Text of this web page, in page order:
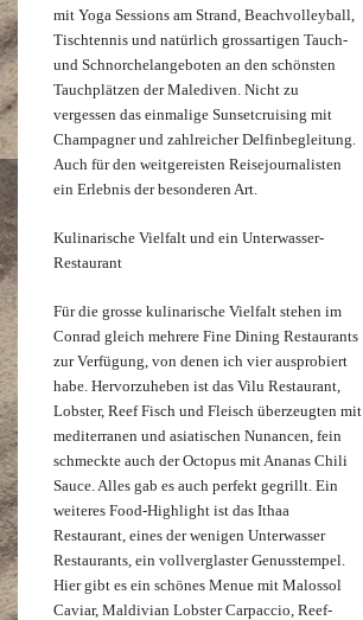
mit Yoga Sessions am Strand, Beachvolleyball,
Tischtennis und natürlich grossartigen Tauch-
und Schnorchelangeboten an den schönsten
Tauchplätzen der Malediven. Nicht zu
vergessen das einmalige Sunsetcruising mit
Champagner und zahlreicher Delfinbegleitung.
Auch für den weitgereisten Reisejournalisten
ein Erlebnis der besonderen Art.
Kulinarische Vielfalt und ein Unterwasser-
Restaurant
Für die grosse kulinarische Vielfalt stehen im
Conrad gleich mehrere Fine Dining Restaurants
zur Verfügung, von denen ich vier ausprobiert
habe. Hervorzuheben ist das Vilu Restaurant,
Lobster, Reef Fisch und Fleisch überzeugten mit
mediterranen und asiatischen Nunancen, fein
schmeckte auch der Octopus mit Ananas Chili
Sauce. Alles gab es auch perfekt gegrillt. Ein
weiteres Food-Highlight ist das Ithaa
Restaurant, eines der wenigen Unterwasser
Restaurants, ein vollverglaster Genusstempel.
Hier gibt es ein schönes Menue mit Malossol
Caviar, Maldivian Lobster Carpaccio, Reef-